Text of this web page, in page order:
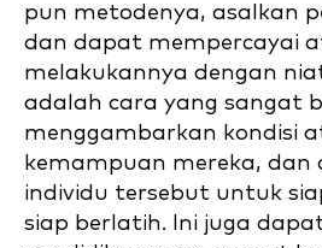
pun metodenya, asalkan
dan dapat mempercayai
melakukannya dengan
adalah cara yang sangat
menggambarkan kondisi
kemampuan mereka, dan
individu tersebut untuk
siap berlatih. Ini juga